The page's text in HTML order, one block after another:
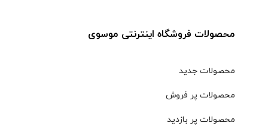
محصولات فروشگاه اینترنتی موسوی
محصولات جدید
محصولات پر فروش
محصولات پر بازدید